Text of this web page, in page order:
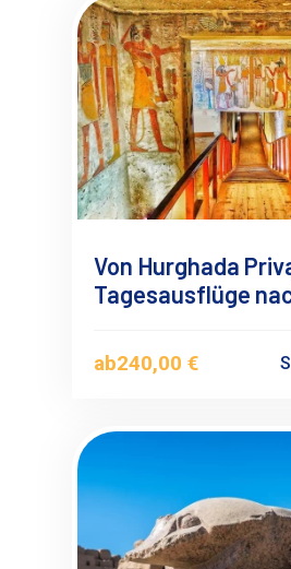
Von Hurghada
Tagesausflüge
Guide
ab240,00 €